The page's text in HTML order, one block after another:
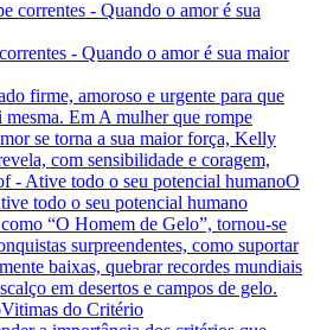
- Quando o amor é sua maior
firme, amoroso e urgente para que
mesma. Em A mulher que rompe
se torna a sua maior força, Kelly
com sensibilidade e coragem,
O
todo o seu potencial humano
“O Homem de Gelo”, tornou-se
surpreendentes, como suportar
baixas, quebrar recordes mundiais
em desertos e campos de gelo.
Vitimas do Critério